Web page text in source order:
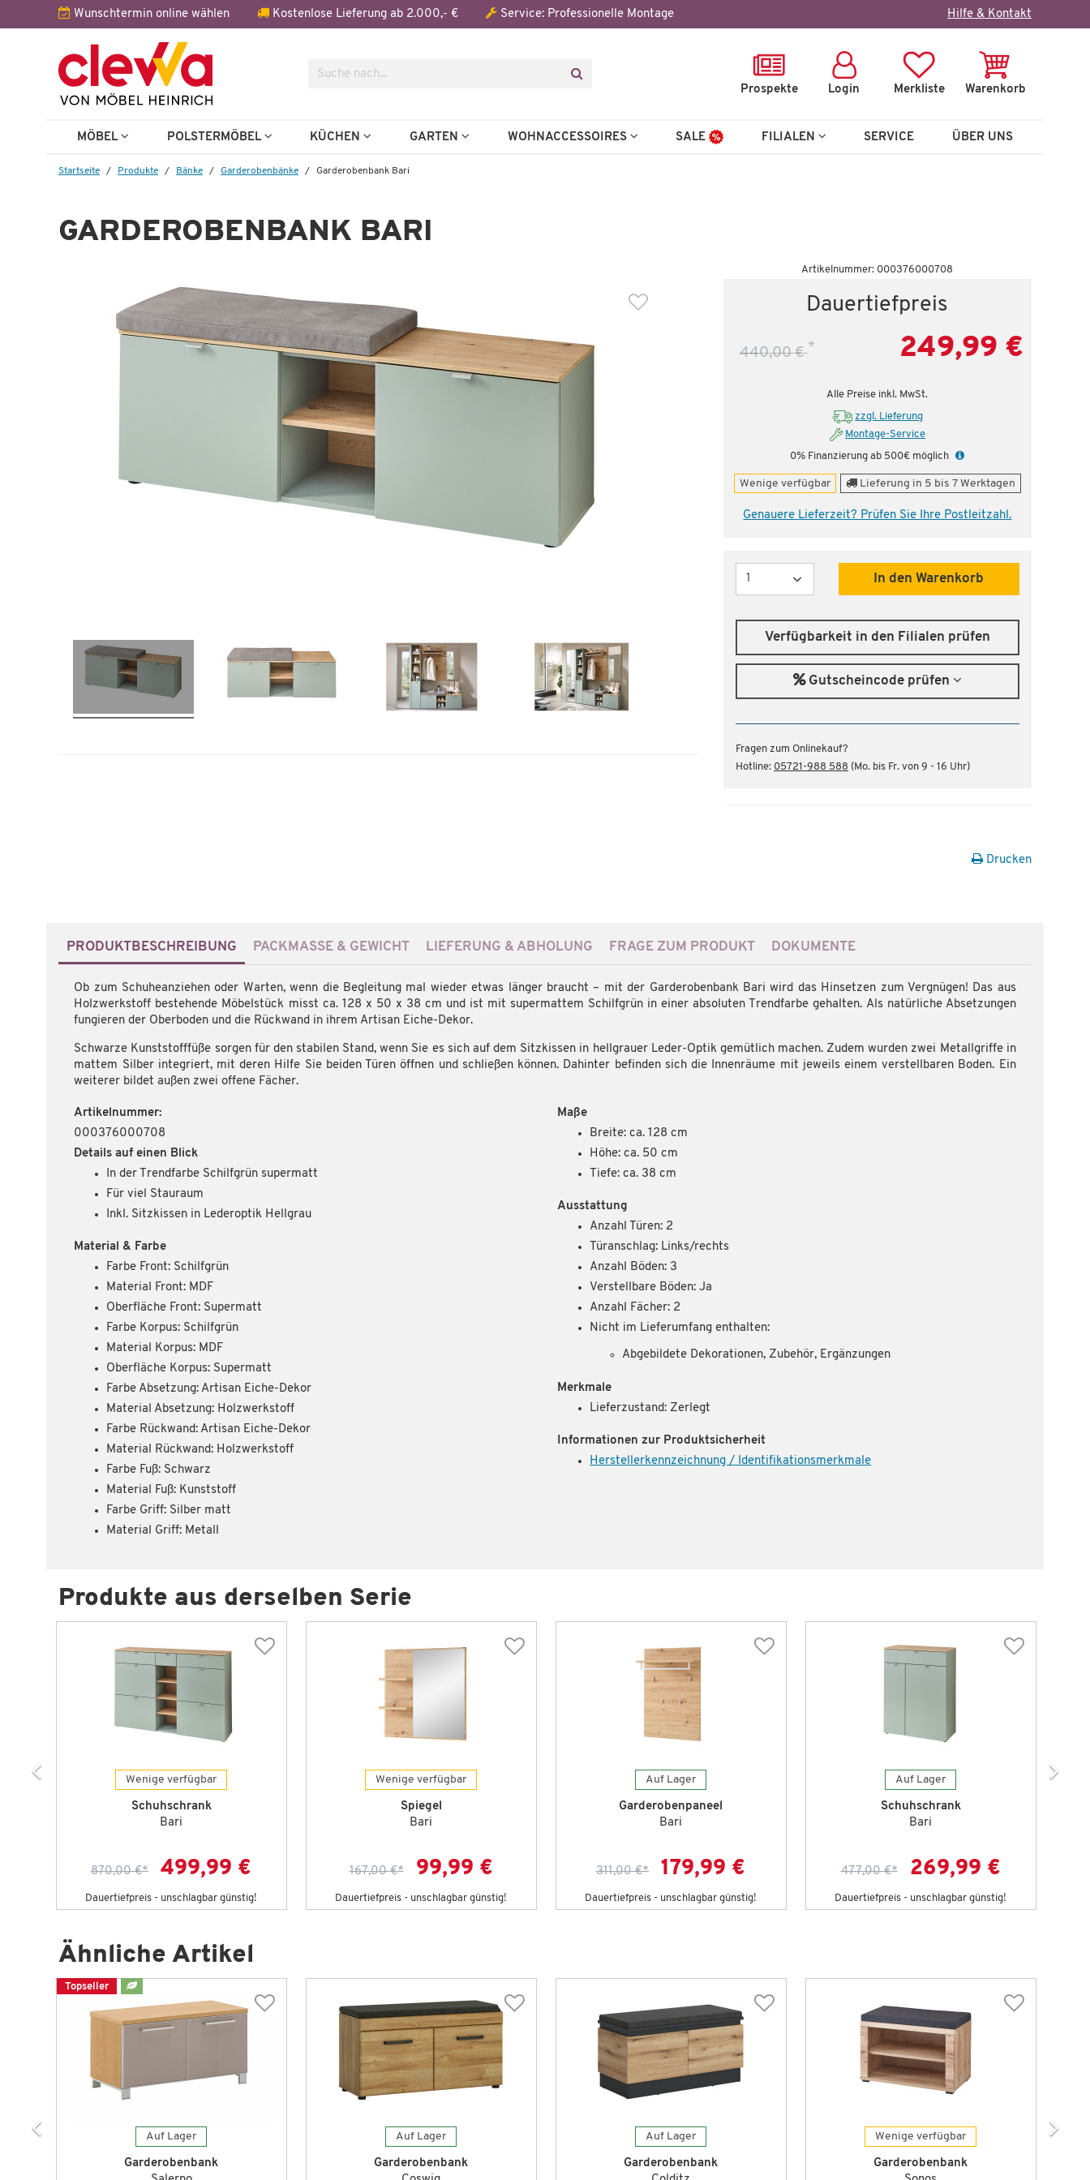
Wunschtermin online wählen Kostenlose Lieferung ab 2.000,- € Service: Professionelle Montage Hilfe & Kontakt
Suche
Prospekte Login Merkliste Warenkorb
MÖBEL POLSTERMÖBEL KÜCHEN GARTEN WOHNACCESSOIRES SALE FILIALEN SERVICE ÜBER UNS
Startseite Produkte Bänke Garderobenbänke Garderobenbank Bari
GARDEROBENBANK BARI
Artikelnummer: 000376000708
Dauertiefpreis
440,00 €* 249,99 €
Alle Preise inkl. MwSt.
zzgl. Lieferung
Montage-Service
0% Finanzierung ab 500€ möglich
Wenige verfügbar Lieferung in 5 bis 7 Werktagen
Genauere Lieferzeit? Prüfen Sie Ihre Postleitzahl.
Menge
In den Warenkorb
Der Artikel wurde in den Warenkorb gelegt:
Garderobenschrank
359,99 €
Bari
870,00 €* 499,99 €
Dauertiefpreis - unschlagbar günstig!
Garderobenpaneel
119,99 €
Wenige verfügbar
Spiegel
Bari
99,99 €
Verfügbarkeit in den Filialen prüfen
Gutscheincode prüfen
Fragen zum Onlinekauf?
Hotline: 05721-988 588 (Mo. bis Fr. von 9 - 16 Uhr)
Drucken
PRODUKTBESCHREIBUNG PACKMASSE & GEWICHT LIEFERUNG & ABHOLUNG FRAGE ZUM PRODUKT DOKUMENTE
Ob zum Schuheanziehen oder Warten, wenn die Begleitung mal wieder etwas länger braucht – mit der Garderobenbank Bari wird das Hinsetzen zum Vergnügen! Das aus
Holzwerkstoff bestehende Möbelstück misst ca. 128 x 50 x 38 cm und ist mit supermattem Schilfgrün in einer absoluten Trendfarbe gehalten. Als natürliche Absetzungen
fungieren der Oberboden und die Rückwand in ihrem Artisan Eiche-Dekor.
Schwarze Kunststofffüße sorgen für den stabilen Stand, wenn Sie es sich auf dem Sitzkissen in hellgrauer Leder-Optik gemütlich machen. Zudem wurden zwei Metallgriffe in
mattem Silber integriert, mit deren Hilfe Sie beiden Türen öffnen und schließen können. Dahinter befinden sich die Innenräume mit jeweils einem verstellbaren Boden. Ein
weiterer bildet außen zwei offene Fächer.
Artikelnummer:
000376000708
Details auf einen Blick
In der Trendfarbe Schilfgrün supermatt
Für viel Stauraum
Inkl. Sitzkissen in Lederoptik Hellgrau
Material & Farbe
Farbe Front: Schilfgrün
Material Front: MDF
Oberfläche Front: Supermatt
Farbe Korpus: Schilfgrün
Material Korpus: MDF
Oberfläche Korpus: Supermatt
Farbe Absetzung: Artisan Eiche-Dekor
Material Absetzung: Holzwerkstoff
Farbe Rückwand: Artisan Eiche-Dekor
Material Rückwand: Holzwerkstoff
Farbe Fuß: Schwarz
Material Fuß: Kunststoff
Farbe Griff: Silber matt
Material Griff: Metall
Maße
Breite: ca. 128 cm
Höhe: ca. 50 cm
Tiefe: ca. 38 cm
Ausstattung
Anzahl Türen: 2
Türanschlag: Links/rechts
Anzahl Böden: 3
Verstellbare Böden: Ja
Anzahl Fächer: 2
Nicht im Lieferumfang enthalten:
Abgebildete Dekorationen, Zubehör, Ergänzungen
Merkmale
Lieferzustand: Zerlegt
Informationen zur Produktsicherheit
Herstellerkennzeichnung / Identifikationsmerkmale
Produkte aus derselben Serie
Wenige verfügbar
Schuhschrank
Bari
870,00 €* 499,99 €
Dauertiefpreis - unschlagbar günstig!
Wenige verfügbar
Spiegel
Bari
167,00 €* 99,99 €
Dauertiefpreis - unschlagbar günstig!
Auf Lager
Garderobenpaneel
Bari
311,00 €* 179,99 €
Dauertiefpreis - unschlagbar günstig!
Auf Lager
Schuhschrank
Bari
477,00 €* 269,99 €
Dauertiefpreis - unschlagbar günstig!
Ähnliche Artikel
Topseller
Auf Lager
Garderobenbank
Auf Lager
Garderobenbank
Auf Lager
Garderobenbank
Wenige verfügbar
Garderobenbank